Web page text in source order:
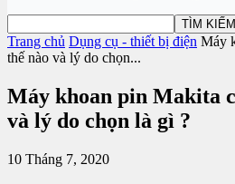
Trang chủ Dụng cụ - thiết bị điện Máy
thế nào và lý do chọn...
Máy khoan pin Makita
và lý do chọn là gì ?
10 Tháng 7, 2020